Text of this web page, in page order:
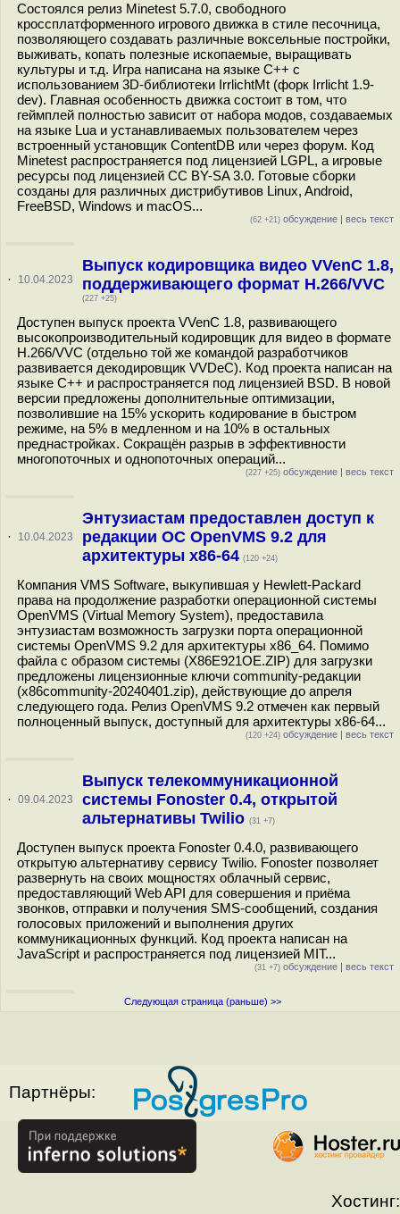
Состоялся релиз Minetest 5.7.0, свободного
кроссплатформенного игрового движка в стиле песочница,
позволяющего создавать различные воксельные постройки,
выживать, копать полезные ископаемые, выращивать
культуры и т.д. Игра написана на языке С++ c
использованием 3D-библиотеки IrrlichtMt (форк Irrlicht 1.9-
dev). Главная особенность движка состоит в том, что
геймплей полностью зависит от набора модов, создаваемых
на языке Lua и устанавливаемых пользователем через
встроенный установщик ContentDB или через форум. Код
Minetest распространяется под лицензией LGPL, а игровые
ресурсы под лицензией CC BY-SA 3.0. Готовые сборки
созданы для различных дистрибутивов Linux, Android,
FreeBSD, Windows и macOS...
(62 +21) обсуждение | весь текст
· 10.04.2023
Выпуск кодировщика видео VVenC 1.8,
поддерживающего формат H.266/VVC
(227 +25)
Доступен выпуск проекта VVenC 1.8, развивающего
высокопроизводительный кодировщик для видео в формате
H.266/VVC (отдельно той же командой разработчиков
развивается декодировщик VVDeC). Код проекта написан на
языке С++ и распространяется под лицензией BSD. В новой
версии предложены дополнительные оптимизации,
позволившие на 15% ускорить кодирование в быстром
режиме, на 5% в медленном и на 10% в остальных
преднастройках. Сокращён разрыв в эффективности
многопоточных и однопоточных операций...
(227 +25) обсуждение | весь текст
· 10.04.2023
Энтузиастам предоставлен доступ к
редакции ОС OpenVMS 9.2 для
архитектуры x86-64 (120 +24)
Компания VMS Software, выкупившая у Hewlett-Packard
права на продолжение разработки операционной системы
OpenVMS (Virtual Memory System), предоставила
энтузиастам возможность загрузки порта операционной
системы OpenVMS 9.2 для архитектуры x86_64. Помимо
файла с образом системы (X86E921OE.ZIP) для загрузки
предложены лицензионные ключи community-редакции
(x86community-20240401.zip), действующие до апреля
следующего года. Релиз OpenVMS 9.2 отмечен как первый
полноценный выпуск, доступный для архитектуры x86-64...
(120 +24) обсуждение | весь текст
· 09.04.2023
Выпуск телекоммуникационной
системы Fonoster 0.4, открытой
альтернативы Twilio (31 +7)
Доступен выпуск проекта Fonoster 0.4.0, развивающего
открытую альтернативу сервису Twilio. Fonoster позволяет
развернуть на своих мощностях облачный сервис,
предоставляющий Web API для совершения и приёма
звонков, отправки и получения SMS-сообщений, создания
голосовых приложений и выполнения других
коммуникационных функций. Код проекта написан на
JavaScript и распространяется под лицензией MIT...
(31 +7) обсуждение | весь текст
Следующая страница (раньше) >>
Партнёры:
Хостинг: